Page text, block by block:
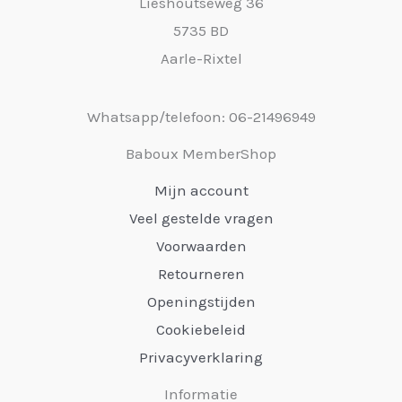
5735 BD
Aarle-Rixtel
Whatsapp/telefoon: 06-21496949
Baboux MemberShop
Mijn account
Veel gestelde vragen
Voorwaarden
Retourneren
Openingstijden
Cookiebeleid
Privacyverklaring
Informatie